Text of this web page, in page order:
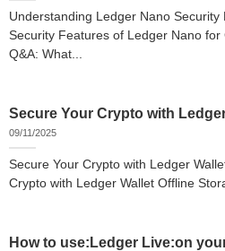
Understanding Ledger Nano
Security Features of Ledger Nano
Q&A: What...
Secure Your Crypto with
09/11/2025
Secure Your Crypto with Ledger
Crypto with Ledger Wallet Offline
How to use:Ledger Live:on